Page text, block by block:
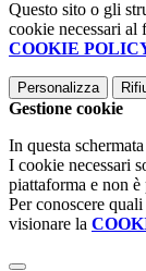
Questo sito o gli
cookie necessari
COOKIE
Personalizza
Gestione cookie
In questa
I cookie necessari
piattaforma e non
Per conoscere
visionare la